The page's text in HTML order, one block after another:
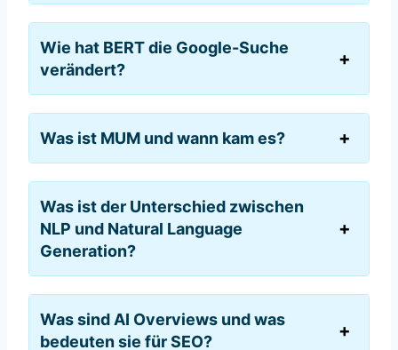
Wie hat BERT die Google-Suche
verändert?
Was ist MUM und wann kam es?
Was ist der Unterschied zwischen
NLP und Natural Language
Generation?
Was sind AI Overviews und was
bedeuten sie für SEO?